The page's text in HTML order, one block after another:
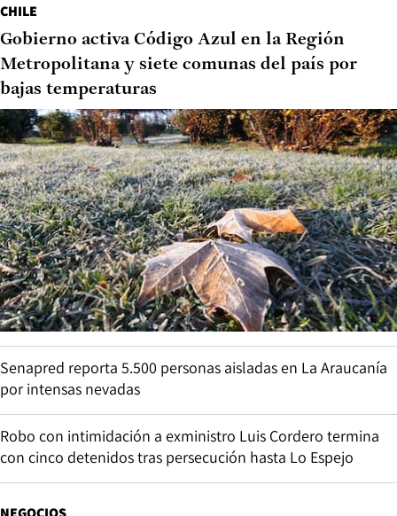
CHILE
Gobierno activa Código Azul en la Región
Metropolitana y siete comunas del país por
bajas temperaturas
Senapred reporta 5.500 personas aisladas en La Araucanía
por intensas nevadas
Robo con intimidación a exministro Luis Cordero termina
con cinco detenidos tras persecución hasta Lo Espejo